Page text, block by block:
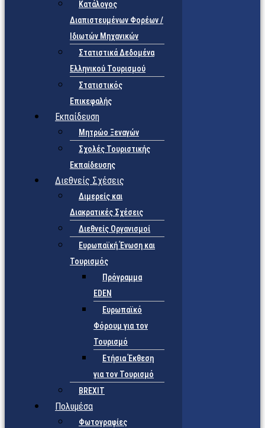
Κατάλογος
Διαπιστευμένων Φορέων /
Ιδιωτών Μηχανικών
Στατιστικά Δεδομένα
Ελληνικού Τουρισμού
Στατιστικός
Επικεφαλής
Εκπαίδευση
Μητρώο Ξεναγών
Σχολές Τουριστικής
Εκπαίδευσης
Διεθνείς Σχέσεις
Διμερείς και
Διακρατικές Σχέσεις
Διεθνείς Οργανισμοί
Ευρωπαϊκή Ένωση και
Τουρισμός
Πρόγραμμα
EDEN
Ευρωπαϊκό
Φόρουμ για τον
Τουρισμό
Ετήσια Έκθεση
για τον Τουρισμό
BREXIT
Πολυμέσα
Φωτογραφίες